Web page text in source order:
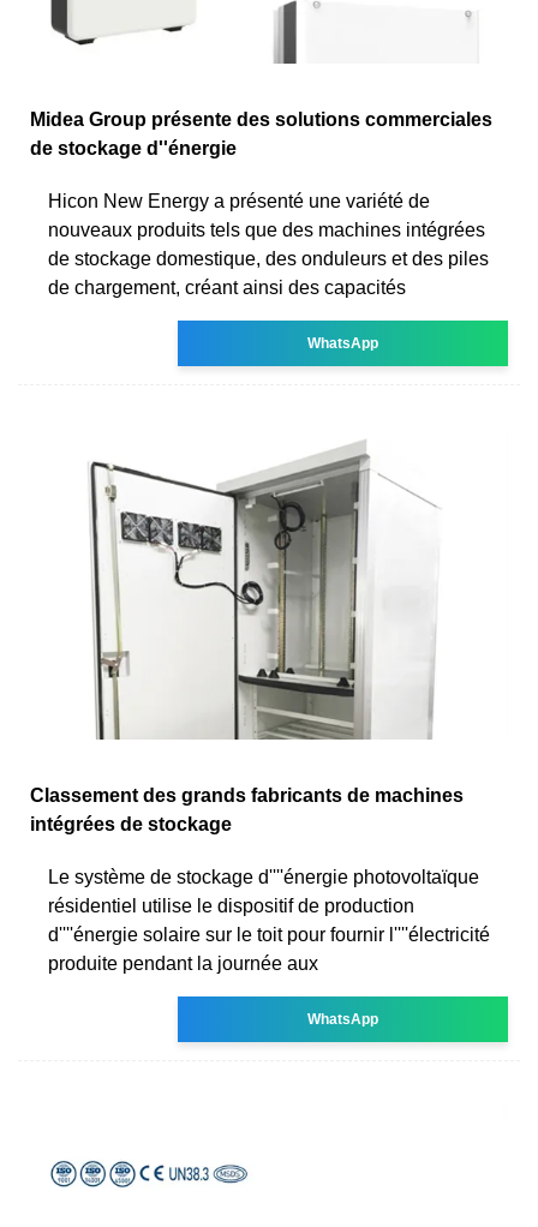
Midea Group présente des solutions commerciales
de stockage d''énergie
Hicon New Energy a présenté une variété de
nouveaux produits tels que des machines intégrées
de stockage domestique, des onduleurs et des piles
de chargement, créant ainsi des capacités
WhatsApp
Classement des grands fabricants de machines
intégrées de stockage
Le système de stockage d''''énergie photovoltaïque
résidentiel utilise le dispositif de production
d''''énergie solaire sur le toit pour fournir l''''électricité
produite pendant la journée aux
WhatsApp